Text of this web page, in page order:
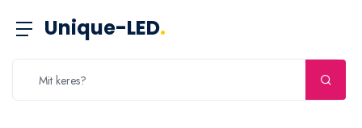
Unique-LED.